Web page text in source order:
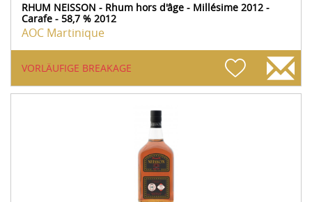
RHUM NEISSON - Rhum hors d'âge - Millésime 2012 -
Carafe - 58,7 % 2012
AOC Martinique
VORLÄUFIGE BREAKAGE